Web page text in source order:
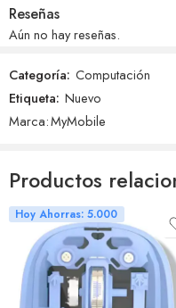
Reseñas
Aún no hay reseñas.
Categoría: Computación
Etiqueta: Nuevo
Marca:MyMobile
Productos
Hoy Ahorras: 5.000